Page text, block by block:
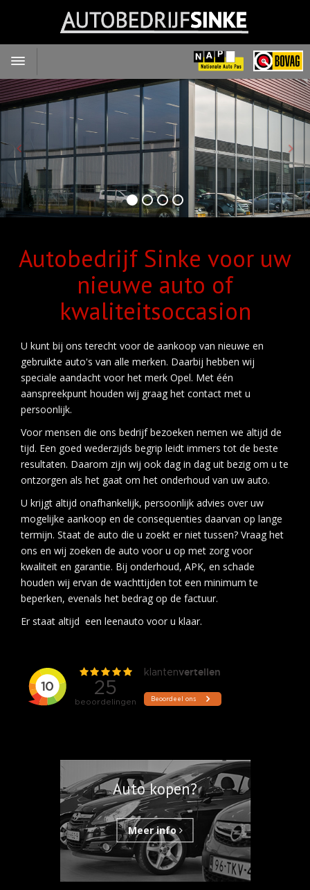
Toggle
navigation
Autobedrijf Sinke voor uw
nieuwe auto of
kwaliteitsoccasion
U kunt bij ons terecht voor de aankoop van nieuwe en
gebruikte auto's van alle merken. Daarbij hebben wij
speciale aandacht voor het merk Opel. Met één
aanspreekpunt houden wij graag het contact met u
persoonlijk.
Voor mensen die ons bedrijf bezoeken nemen we altijd de
tijd. Een goed wederzijds begrip leidt immers tot de beste
resultaten. Daarom zijn wij ook dag in dag uit bezig om u te
ontzorgen als het gaat om het onderhoud van uw auto.
U krijgt altijd onafhankelijk, persoonlijk advies over uw
mogelijke aankoop en de consequenties daarvan op lange
termijn. Staat de auto die u zoekt er niet tussen? Vraag het
ons en wij zoeken de auto voor u op met zorg voor
kwaliteit en garantie. Bij onderhoud, APK, en schade
houden wij ervan de wachttijden tot een minimum te
beperken, evenals het bedrag op de factuur.
Er staat altijd een leenauto voor u klaar.
Auto kopen?
Meer info